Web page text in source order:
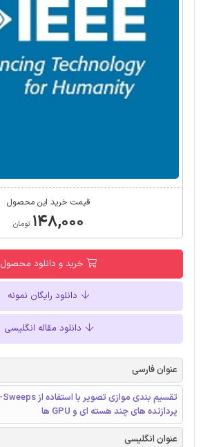
قیمت خرید این محصول
۱۴۸,۰۰۰ تومان
خرید و دانلود محصول
دانلود رایگان نمونه
دانلود مقاله انگلیسی
عنوان فارسی
پردازنده های چند هسته ای و GPU ها
عنوان انگلیسی